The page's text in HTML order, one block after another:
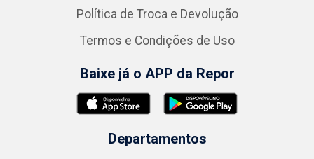
Política de Troca e Devolução
Termos e Condições de Uso
Baixe já o APP da Repor
Departamentos